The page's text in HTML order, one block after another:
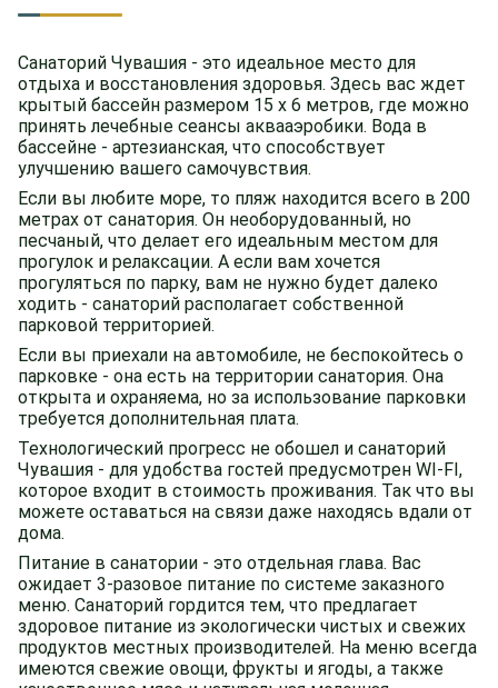
Санаторий Чувашия - это идеальное место для
отдыха и восстановления здоровья. Здесь вас ждет
крытый бассейн размером 15 х 6 метров, где можно
принять лечебные сеансы аквааэробики. Вода в
бассейне - артезианская, что способствует
улучшению вашего самочувствия.
Если вы любите море, то пляж находится всего в 200
метрах от санатория. Он необорудованный, но
песчаный, что делает его идеальным местом для
прогулок и релаксации. А если вам хочется
прогуляться по парку, вам не нужно будет далеко
ходить - санаторий располагает собственной
парковой территорией.
Если вы приехали на автомобиле, не беспокойтесь о
парковке - она есть на территории санатория. Она
открыта и охраняема, но за использование парковки
требуется дополнительная плата.
Технологический прогресс не обошел и санаторий
Чувашия - для удобства гостей предусмотрен WI-FI,
которое входит в стоимость проживания. Так что вы
можете оставаться на связи даже находясь вдали от
дома.
Питание в санатории - это отдельная глава. Вас
ожидает 3-разовое питание по системе заказного
меню. Санаторий гордится тем, что предлагает
здоровое питание из экологически чистых и свежих
продуктов местных производителей. На меню всегда
имеются свежие овощи, фрукты и ягоды, а также